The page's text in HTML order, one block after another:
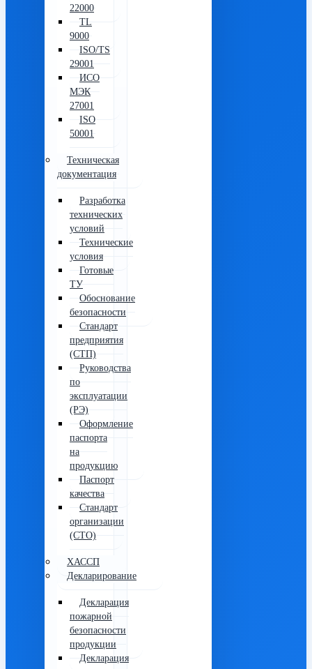
22000
TL
9000
ISO/TS
29001
ИСО
МЭК
27001
ISO
50001
Техническая
документация
Разработка
технических
условий
Технические
условия
Готовые
ТУ
Обоснование
безопасности
Стандарт
предприятия
(СТП)
Руководства
по
эксплуатации
(РЭ)
Оформление
паспорта
на
продукцию
Паспорт
качества
Стандарт
организации
(СТО)
ХАССП
Декларирование
Декларация
пожарной
безопасности
продукции
Декларация